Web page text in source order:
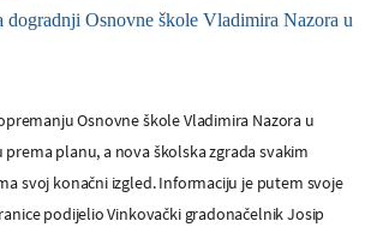
dogradnji Osnovne škole Vladimira Nazora u
Osnovne škole Vladimira Nazora u
planu, a nova školska zgrada svakim
svoj konačni izgled. Informaciju je putem svoje
podijelio Vinkovački gradonačelnik Josip